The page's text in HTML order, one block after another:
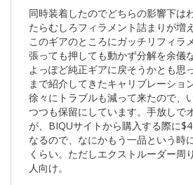
同時装着したのでどちらの影響下は
たらむしろフィラメント詰まりが増
このギアのところにガッチリフィラ
張っても押しても動かず分解を余儀
よっぽど純正ギアに戻そうかとも思
まで紹介してきたキャリブレーショ
徐々にトラブルも減って来たので、
つつも保留にしています。手放しで
が、BIQUサイトから購入する際に
なるので、なにかもう一品という時
くらい。ただしエクストルーダー周
人向け。